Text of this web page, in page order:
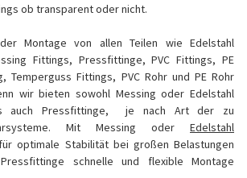
ob transparent oder nicht.
Montage von allen Teilen wie Edelstahl
Fittings, Pressfittinge, PVC Fittings, PE
Temperguss Fittings, PVC Rohr und PE Rohr
wir bieten sowohl Messing oder Edelstahl
auch Pressfittinge, je nach Art der zu
Mit Messing oder Edelstahl
optimale Stabilität bei großen Belastungen
schnelle und flexible Montage